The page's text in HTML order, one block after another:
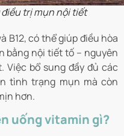
trị mụn nội tiết
B12, có thể giúp điều hòa
bằng nội tiết tố – nguyên
Việc bổ sung đầy đủ các
tình trạng mụn mà còn
hơn.
uống vitamin gì?